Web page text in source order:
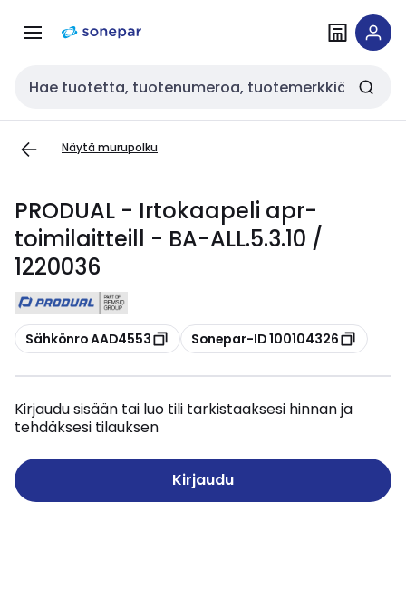
navigointiinsisältöön
Haku
Näytä murupolku
PRODUAL - Irtokaapeli apr-
toimilaitteill - BA-ALL.5.3.10 /
1220036
Kopioi
Sähkönro AAD4553 Kopioi
Sonepar-ID 100104326
Kirjaudu sisään tai luo tili tarkistaaksesi hinnan ja
tehdäksesi tilauksen
Kirjaudu